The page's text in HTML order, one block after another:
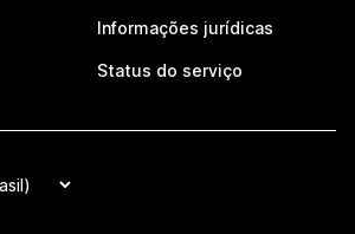
Informações jurídicas
Status do serviço